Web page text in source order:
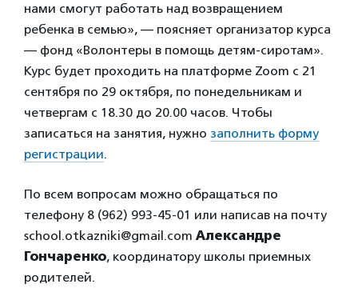
нами смогут работать над возвращением
ребенка в семью», — поясняет организатор курса
— фонд «Волонтеры в помощь детям-сиротам».
Курс будет проходить на платформе Zoom с 21
сентября по 29 октября, по понедельникам и
четвергам с 18.30 до 20.00 часов. Чтобы
записаться на занятия, нужно заполнить форму
регистрации.
По всем вопросам можно обращаться по
телефону 8 (962) 993-45-01 или написав на почту
school.otkazniki@gmail.com Александре
Гончаренко, координатору школы приемных
родителей.